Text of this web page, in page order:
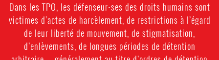
Dans les TPO, les défenseur⸱ses des droits humains sont
victimes d’actes de harcèlement, de restrictions à l’égard
de leur liberté de mouvement, de stigmatisation,
d’enlèvements, de longues périodes de détention